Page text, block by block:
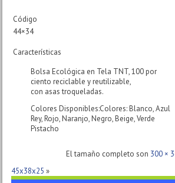
Código
44×34
Características
Bolsa Ecológica en Tela TNT, 100 por
ciento reciclable y reutilizable,
con asas troqueladas.
Colores Disponibles:Colores: Blanco, Azul
Rey, Rojo, Naranjo, Negro, Beige, Verde
Pistacho
El tamaño completo son 300 ×
45x38x25 »